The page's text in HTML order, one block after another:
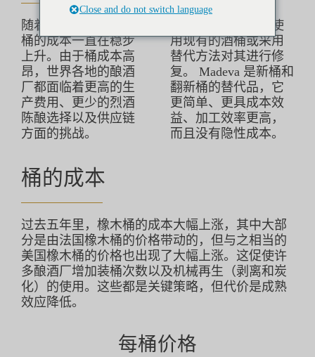
好处
技术的
消息
随着时间的推移，新
桶的成本一直在稳步
上升。由于桶成本高
昂，世界各地的酿酒
厂都面临着更高的生
产费用、更少的烈酒
陈酿选择以及供应链
方面的挑战。
这促使酿酒商重复使
用现有的酒桶或采用
替代方法对其进行修
复。 Madeva 是新桶和
翻新桶的替代品，它
更简单、更具成本效
益、加工效率更高，
而且没有隐性成本。
桶的成本
过去五年里，橡木桶的成本大幅上涨，其中大部
分是由法国橡木桶的价格带动的，但与之相当的
美国橡木桶的价格也出现了大幅上涨。这促使许
多酿酒厂增加装桶次数以及机械再生（剥离和炭
化）的使用。这些都是关键策略，但代价是成熟
效应降低。
每桶价格
Close and do not switch language